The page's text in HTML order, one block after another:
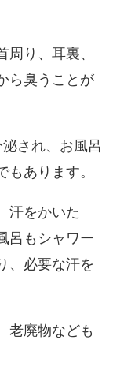
り、耳裏、
ら臭うことが
され、お風呂
あります。
汗をかいた
呂もシャワー
、必要な汗を
老廃物なども